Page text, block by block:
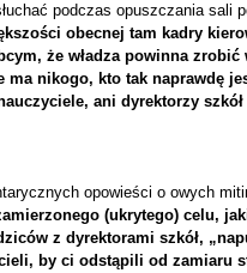
podczas opuszczania sali
obecnej tam kadry
że władza powinna
nikogo, kto tak naprawdę
ani dyrektorzy
opowieści o owych
(ukrytego) celu,
z dyrektorami szkół,
by ci odstąpili od zamiaru